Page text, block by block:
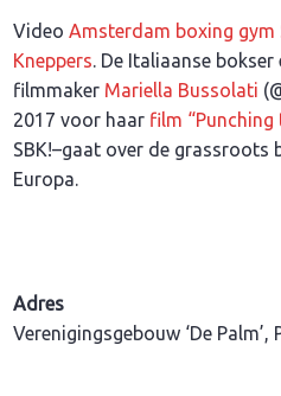
VideoAmsterdam boxing gym
Kneppers. De Italiaanse
filmmaker Mariella Bussolati
2017 voor haar film “Punching
SBK!–gaat over de grassroots
Europa.
Adres
Verenigingsgebouw ‘De